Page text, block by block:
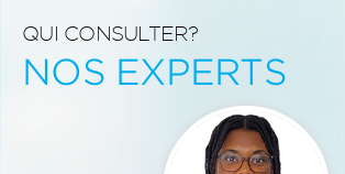
QUI CONSULTER?
NOS EXPERTS